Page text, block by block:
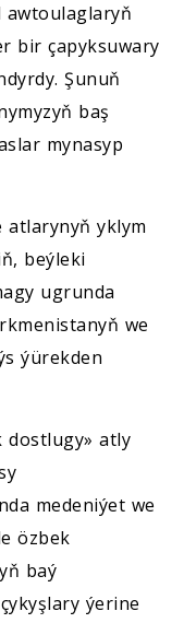
bir çapyksuwary
Şunuň
baş
mynasyp
atlarynyň yklym
beýleki
ugrunda
we
ýürekden
dostlugy» atly
medeniýet we
özbek
baý
ýerine